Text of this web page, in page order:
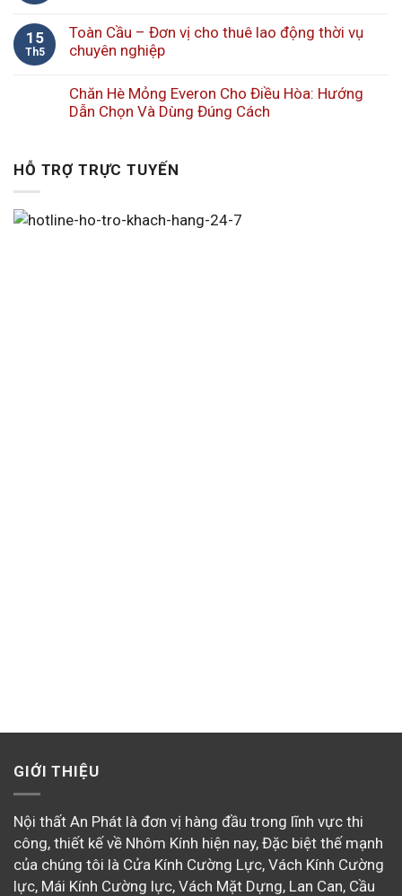
15
Th5
Toàn Cầu – Đơn vị cho thuê lao động thời vụ
chuyên nghiệp
Chăn Hè Mỏng Everon Cho Điều Hòa: Hướng
Dẫn Chọn Và Dùng Đúng Cách
HỖ TRỢ TRỰC TUYẾN
GIỚI THIỆU
Nội thất An Phát là đơn vị hàng đầu trong lĩnh vực thi
công, thiết kế về Nhôm Kính hiện nay, Đặc biệt thế mạnh
của chúng tôi là Cửa Kính Cường Lực, Vách Kính Cường
lực, Mái Kính Cường lực, Vách Mặt Dựng, Lan Can, Cầu